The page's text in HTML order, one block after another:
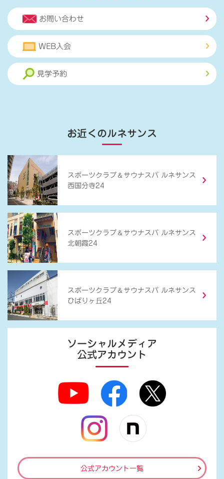
お問い合わせ
WEB入会
見学予約
お近くのルネサンス
スポーツクラブ ＆ サウナスパ ルネサンス
西国分寺24
スポーツクラブ ＆ サウナスパ ルネサンス
北朝霞24
スポーツクラブ ＆ サウナスパ ルネサンス
ひばりヶ丘24
ソーシャルメディア
公式アカウント
公式アカウント一覧